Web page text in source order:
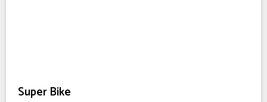
Super Bike